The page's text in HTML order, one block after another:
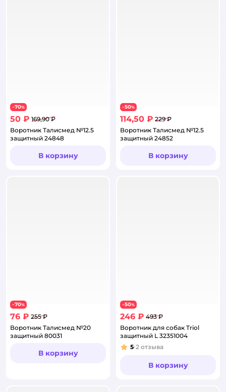
−70%
50 ₽ 169,90 ₽
Воротник Талисмед №12.5
защитный 24848
В корзину
−50%
114,50 ₽ 229 ₽
Воротник Талисмед №12.5
защитный 24852
В корзину
−70%
76 ₽ 255 ₽
Воротник Талисмед №20
защитный 80031
В корзину
−50%
246 ₽ 493 ₽
Воротник для собак Triol
защитный L 32351004
Рейтинг:
5 2 отзыва
В корзину